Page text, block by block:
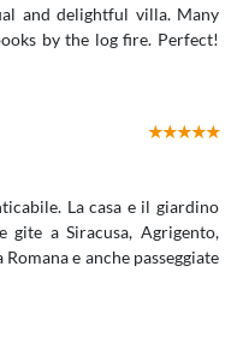
and delightful villa. Many
by the log fire. Perfect!
La casa e il giardino
a Siracusa, Agrigento,
e anche passeggiate